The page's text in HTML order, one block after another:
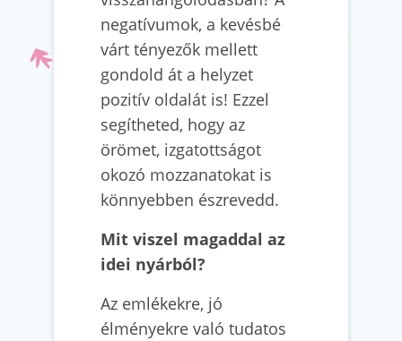
negatívumok, a kevésbé
várt tényezők mellett
gondold át a helyzet
pozitív oldalát is! Ezzel
segítheted, hogy az
örömet, izgatottságot
okozó mozzanatokat is
könnyebben észrevedd.
Mit viszel magaddal az
idei nyárból?
Az emlékekre, jó
élményekre való tudatos